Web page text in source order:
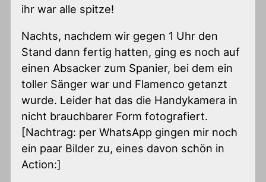
ihr war alle spitze!
Nachts, nachdem wir gegen 1 Uhr den
Stand dann fertig hatten, ging es noch auf
einen Absacker zum Spanier, bei dem ein
toller Sänger war und Flamenco getanzt
wurde. Leider hat das die Handykamera in
nicht brauchbarer Form fotografiert.
[Nachtrag: per WhatsApp gingen mir noch
ein paar Bilder zu, eines davon schön in
Action:]